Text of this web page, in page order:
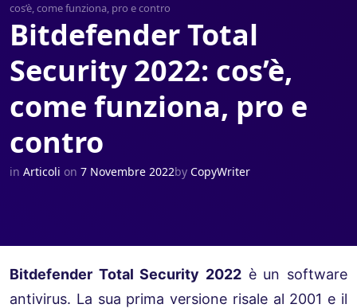
cos’è, come funziona, pro e contro
Bitdefender Total
Security 2022: cos’è,
come funziona, pro e
contro
in Articoli on 7 Novembre 2022by CopyWriter
Bitdefender Total Security 2022 è un software
antivirus. La sua prima versione risale al 2001 e il